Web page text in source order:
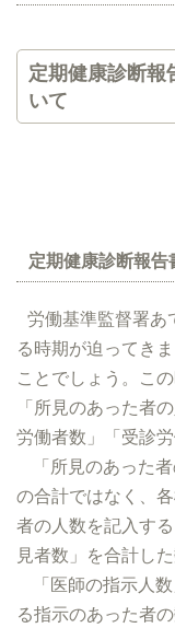
定期健康診断報
いて
定期健康診断報告
労働基準監督署あ
る時期が迫ってき
ことでしょう。こ
「所見のあった者
労働者数」「受診
「所見のあった
の合計ではなく、
者の人数を記入す
見者数」を合計し
「医師の指示人数
る指示のあった者